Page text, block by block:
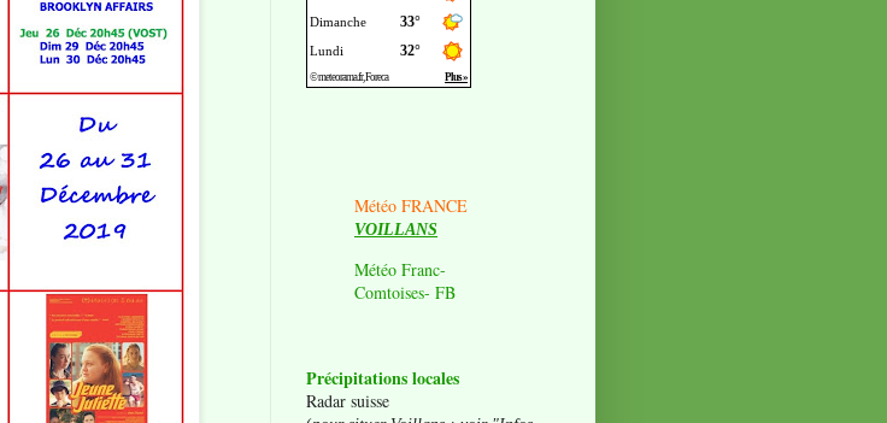
Météo FRANCE
VOILLANS
Météo Franc-
Comtoises- FB
Précipitations locales
Radar suisse